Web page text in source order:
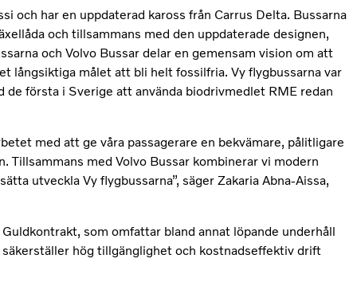
och har en uppdaterad kaross från Carrus Delta. Bussarna
och tillsammans med den uppdaterade designen,
och Volvo Bussar delar en gemensam vision om att
långsiktiga målet att bli helt fossilfria. Vy flygbussarna var
första i Sverige att använda biodrivmedlet RME redan
med att ge våra passagerare en bekvämare, pålitligare
Tillsammans med Volvo Bussar kombinerar vi modern
utveckla Vy flygbussarna”, säger Zakaria Abna-Aissa,
som omfattar bland annat löpande underhåll
hög tillgänglighet och kostnadseffektiv drift